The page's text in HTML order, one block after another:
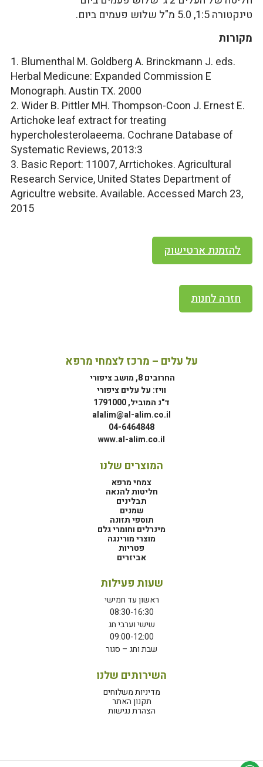
טינקטורה 1:5, 5.0 מ"ל שלוש פעמים ביום.
מקורות
1. Blumenthal M. Goldberg A. Brinckmann J. eds.
Herbal Medicune: Expanded Commission E
Monograph. Austin TX. 2000
2. Wider B. Pittler MH. Thompson-Coon J. Ernest E.
Artichoke leaf extract for treating
hypercholesterolaeema. Cochrane Database of
Systematic Reviews, 2013:3
3. Basic Report: 11007, Arrtichokes. Agricultural
Research Service, United States Department of
Agricultre website. Available. Accessed March 23,
2015
להזמנת ארטישוק
חזרה לחנות
על עלים – מרכז לצמחי מרפא
החרובים 8, מושב ציפורי
וויז: על עלים ציפורי
ד"נ המוביל, 1791000
alalim@al-alim.co.il
04-6464848
www.al-alim.co.il
המוצרים שלנו
צמחי מרפא
חליטות להנאה
תבלינים
שמנים
תוספי תזונה
מינרלים וחומרי גלם
מוצרי מורינגה
פטריות
אביזרים
שעות פעילות
ראשון עד חמישי
08:30-16:30
שישי וערבי חג
09:00-12:00
שבת וחג – סגור
השירותים שלנו
מדיניות משלוחים
תקנון האתר
הצהרת נגישות